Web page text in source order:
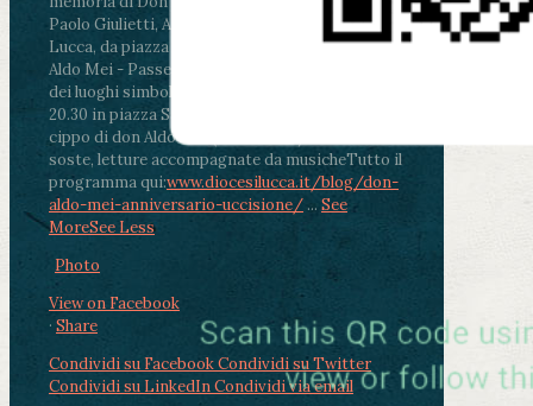
Paolo Giulietti, Arcivescovo di Lucca
ore 20.30 -
Lucca, da piazza San Michele al Cippo di don
Aldo Mei - Passeggiata della Memoria in alcuni
dei luoghi simbolo della città. Ritrovo alle ore
20.30 in piazza San Michele con conclusione al
cippo di don Aldo Mei (Porta Elisa). Durante le
soste, letture accompagnate da musicheTutto il
programma qui:www.diocesilucca.it/blog/don-
aldo-mei-anniversario-uccisione/ ... See
MoreSee Less
Photo
View on Facebook
· Share
Condividi su FacebookCondividi su Twitter
Condividi su LinkedInCondividi via email